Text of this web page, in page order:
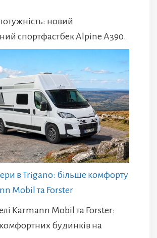
новий
спортфастбек Alpine A390.
в Trigano: більше комфорту
Mobil та Forster
Karmann Mobil та Forster:
будинків на